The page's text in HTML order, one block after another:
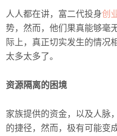
人人都在讲，富二代投身创
势，然而，他们果真能够毫
际上，真正切实发生的情况
太多太多了。
资源隔离的困境
家族提供的资金，以及人脉
的捷径，然而，极有可能变